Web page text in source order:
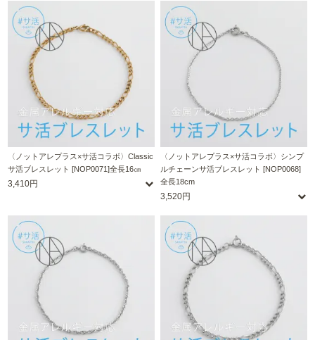
〈ノットアレプラス×サ活コラボ〉Classic
サ活ブレスレット [NOP0071]全長16㎝
3,410円
〈ノットアレプラス×サ活コラボ〉シンプ
ルチェーンサ活ブレスレット [NOP0068]
全長18cm
3,520円